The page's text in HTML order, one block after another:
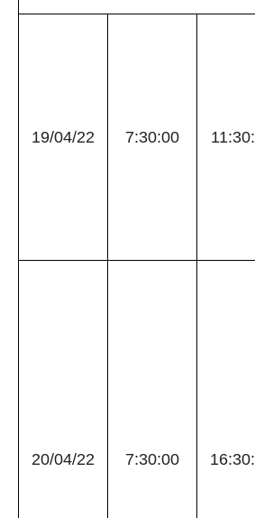
19/04/22 7:30:00
20/04/22 7:30:00